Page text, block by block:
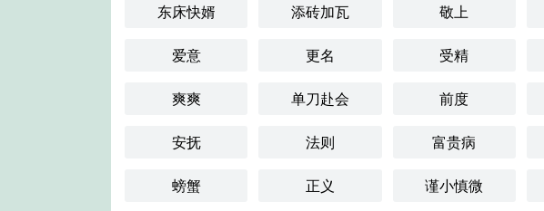
东床快婿 添砖加瓦 敬上
爱意 更名 受精
爽爽 单刀赴会 前度
安抚 法则 富贵病
螃蟹 正义 谨小慎微